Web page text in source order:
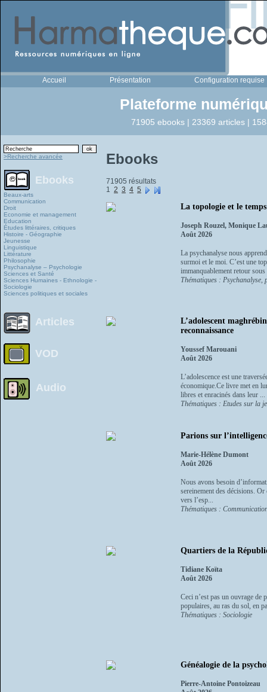
Accueil Présentation Configuration requise
Plateforme
71905 ebooks | 23369 articles |
>Recherche avancée
Ebooks
Beaux-arts
Communication
Droit
Economie et management
Education
Études littéraires, critiques
Histoire - Géographie
Jeunesse
Linguistique
Littérature
Philosophie
Psychanalyse – Psychologie
Sciences et Santé
Sciences Humaines - Ethnologie -
Sociologie
Sciences politiques et sociales
Articles
VOD
Audio
Ebooks
71905 résultats
1 2 3 4 5
La topologie et le
Joseph Rouzel, Monique
Août 2026
La psychanalyse nous
surmoi et le moi. C’est une
immanquablement retour
Thématiques : Psychanalyse,
L’adolescent
reconnaissance
Youssef Marouani
Août 2026
L’adolescence est une
économique.Ce livre met en
libres et enracinés dans leur ...
Thématiques : Etudes sur la
Parions sur
Marie-Hélène Dumont
Août 2026
Nous avons besoin
sereinement des décisions.
vers l’esp...
Thématiques :
Quartiers de la
Tidiane Koïta
Août 2026
Ceci n’est pas un ouvrage de
populaires, au ras du sol, en
Thématiques : Sociologie
Généalogie de la
Pierre-Antoine Pontoizeau